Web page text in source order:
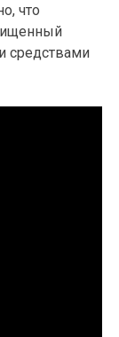
что
средствами